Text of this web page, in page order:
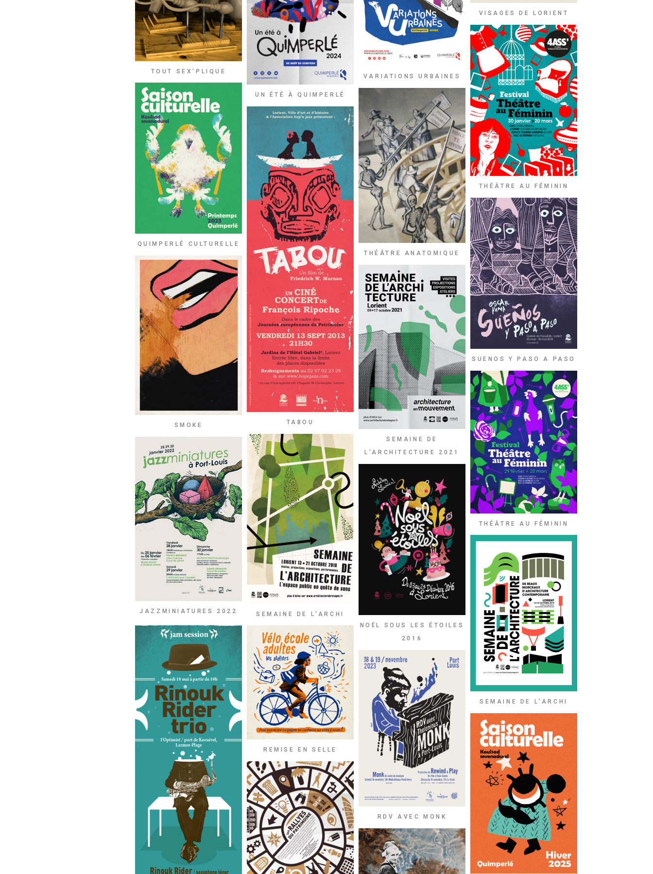
VISAGES DE LORIENT
VARIATIONS URBAINES
UN ÉTÉ À QUIMPERLÉ
TOUT SEX’PLIQUE
THÉÂTRE AU FÉMININ
QUIMPERLÉ CULTURELLE
THÉÂTRE ANATOMIQUE
TABOU
SUENOS Y PASO A PASO
SMOKE
SEMAINE DE
L’ARCHITECTURE 2021
THÉÂTRE AU FÉMININ
SEMAINE DE L’ARCHI
JAZZMINIATURES 2022
NOËL SOUS LES ÉTOILES
2016
SEMAINE DE L’ARCHI
REMISE EN SELLE
RDV AVEC MONK